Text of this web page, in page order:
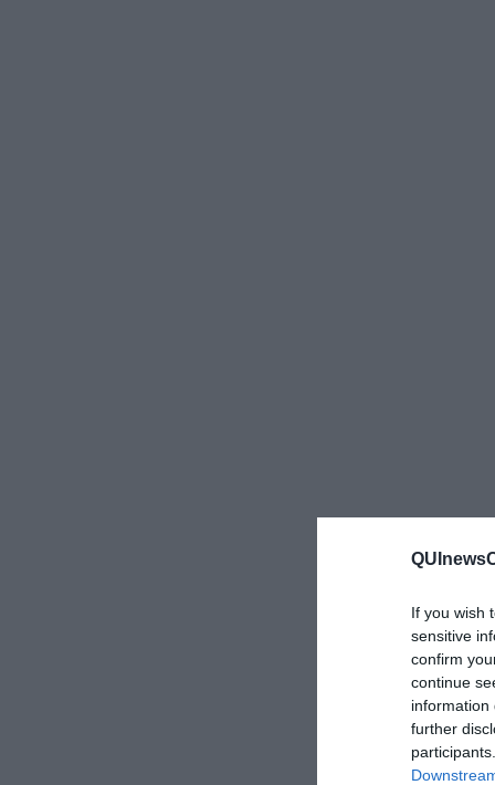
If you wish
sensitive
confirm
continue
information
further